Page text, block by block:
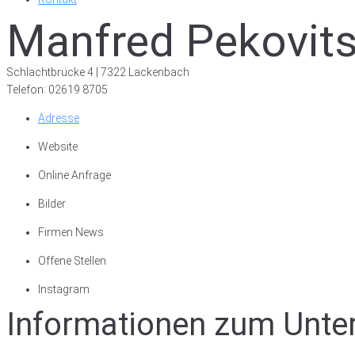
Manfred Pekovits
Schlachtbrücke 4 | 7322 Lackenbach
Telefon: 02619 8705
Adresse
Website
Online Anfrage
Bilder
Firmen News
Offene Stellen
Instagram
Informationen zum